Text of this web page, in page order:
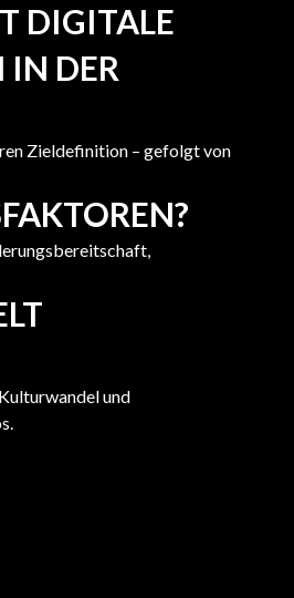
DIGITALE
DER
Zieldefinition – gefolgt von
und